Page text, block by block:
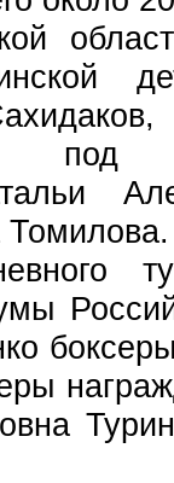
под
Томилова.